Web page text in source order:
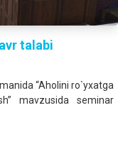
talabi
“Aholini ro`yxatga
mavzusida seminar